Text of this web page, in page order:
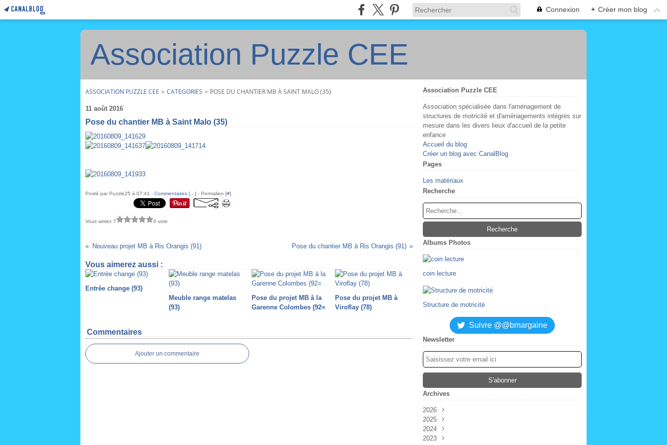
Connexion + Créer mon blog
Association Puzzle CEE
ASSOCIATION PUZZLE CEE > CATEGORIES > POSE DU CHANTIER MB À SAINT MALO (35)
11 août 2016
Pose du chantier MB à Saint Malo (35)
Posté par Puzzle25 à 07:41 - Commentaires [ ] - Permalien [#]
Vous aimez ? 0 vote
Nouveau projet MB à Ris Orangis (91) Pose du chantier MB à Ris Orangis (91)
Vous aimerez aussi :
Entrèe change (93)
Meuble range matelas
(93)
Pose du projet MB à la
Garenne Colombes (92=
Pose du projet MB à
Viroflay (78)
Commentaires
Ajouter un commentaire
Association Puzzle CEE
Association spécialisée dans l'aménagement de
structures de motricité et d'aménagements intégrés sur
mesure dans les divers lieux d'accueil de la petite
enfance
Accueil du blog
Créer un blog avec CanalBlog
Pages
Les matériaux
Recherche
Albums Photos
coin lecture
Structure de motricité
Suivre @@bmargaine
Newsletter
Archives
2026
Février
2025
Octobre
Septembre
2024
Décembre
2023